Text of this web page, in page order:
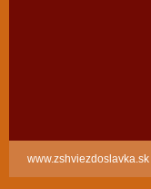
www.zshviezdoslavka.sk